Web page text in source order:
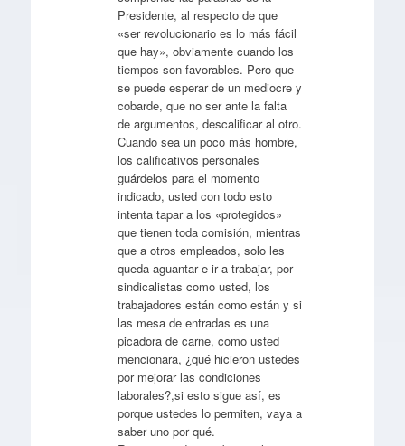
Presidente, al respecto de que
«ser revolucionario es lo más fácil
que hay», obviamente cuando los
tiempos son favorables. Pero que
se puede esperar de un mediocre y
cobarde, que no ser ante la falta
de argumentos, descalificar al otro.
Cuando sea un poco más hombre,
los calificativos personales
guárdelos para el momento
indicado, usted con todo esto
intenta tapar a los «protegidos»
que tienen toda comisión, mientras
que a otros empleados, solo les
queda aguantar e ir a trabajar, por
sindicalistas como usted, los
trabajadores están como están y si
las mesa de entradas es una
picadora de carne, como usted
mencionara, ¿qué hicieron ustedes
por mejorar las condiciones
laborales?,si esto sigue así, es
porque ustedes lo permiten, vaya a
saber uno por qué.